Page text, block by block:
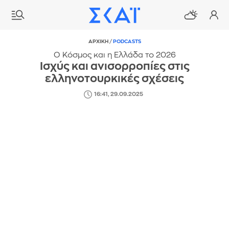
ΑΡΧΙΚΗ / PODCASTS
Ο Κόσμος και η Ελλάδα το 2026
Ισχύς και ανισορροπίες στις
ελληνοτουρκικές σχέσεις
16:41, 29.09.2025